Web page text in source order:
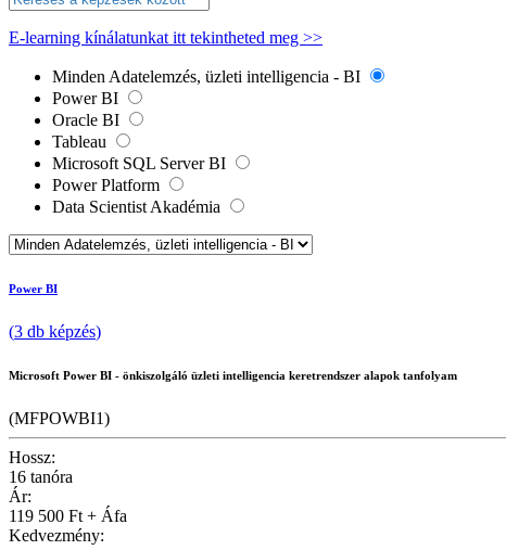
E-learning kínálatunkat itt tekintheted meg >>
Minden Adatelemzés, üzleti intelligencia - BI
Power BI
Oracle BI
Tableau
Microsoft SQL Server BI
Power Platform
Data Scientist Akadémia
Power BI
(3 db képzés)
Microsoft Power BI - önkiszolgáló üzleti intelligencia keretrendszer alapok tanfolyam
(MFPOWBI1)
Hossz:
16 tanóra
Ár:
119 500 Ft + Áfa
Kedvezmény: